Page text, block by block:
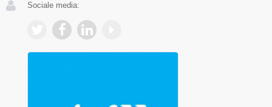
Sociale media: